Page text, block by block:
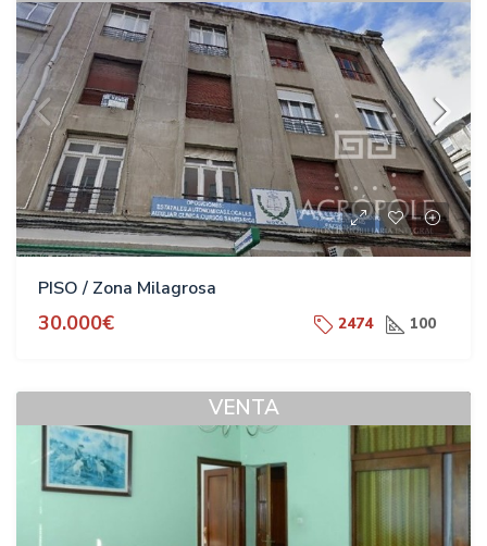
PISO / Zona Milagrosa
30.000€ 2474 100
VENTA